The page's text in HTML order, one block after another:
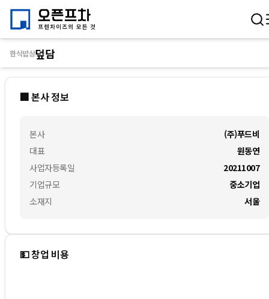
🏢 본사 정보
본사
대표
사업자등록일
기업규모
소재지
(주)푸드비
원동연
20211007
중소기업
서울
한식밥상덮담
💵 창업 비용